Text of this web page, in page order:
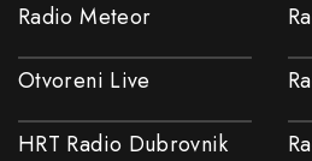
Radio Meteor
Otvoreni Live
HRT Radio Dubrovnik